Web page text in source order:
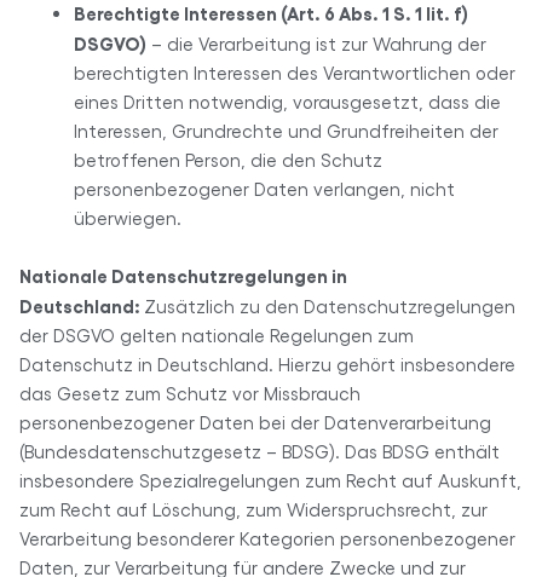
Berechtigte Interessen (Art. 6 Abs. 1 S. 1 lit. f)
DSGVO) – die Verarbeitung ist zur Wahrung der
berechtigten Interessen des Verantwortlichen oder
eines Dritten notwendig, vorausgesetzt, dass die
Interessen, Grundrechte und Grundfreiheiten der
betroffenen Person, die den Schutz
personenbezogener Daten verlangen, nicht
überwiegen.
Nationale Datenschutzregelungen in
Deutschland: Zusätzlich zu den Datenschutzregelungen
der DSGVO gelten nationale Regelungen zum
Datenschutz in Deutschland. Hierzu gehört insbesondere
das Gesetz zum Schutz vor Missbrauch
personenbezogener Daten bei der Datenverarbeitung
(Bundesdatenschutzgesetz – BDSG). Das BDSG enthält
insbesondere Spezialregelungen zum Recht auf Auskunft,
zum Recht auf Löschung, zum Widerspruchsrecht, zur
Verarbeitung besonderer Kategorien personenbezogener
Daten, zur Verarbeitung für andere Zwecke und zur